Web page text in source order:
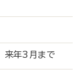
来年3月まで